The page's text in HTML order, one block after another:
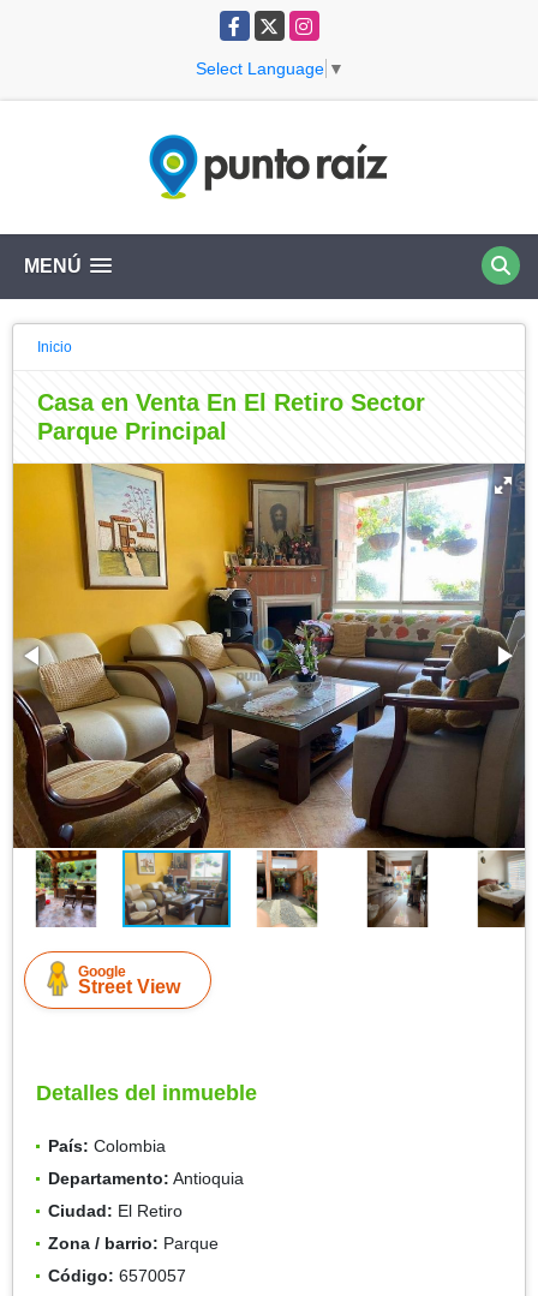
Facebook
X Instagram
Select Language ▼
MENÚ
Inicio
Casa en Venta En El Retiro Sector
Parque Principal
Google
Street View
Detalles del inmueble
País: Colombia
Departamento: Antioquia
Ciudad: El Retiro
Zona / barrio: Parque
Código: 6570057